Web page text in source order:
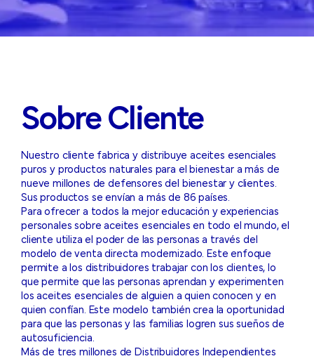
Sobre Cliente
Nuestro cliente fabrica y distribuye aceites esenciales
puros y productos naturales para el bienestar a más de
nueve millones de defensores del bienestar y clientes.
Sus productos se envían a más de 86 países.
Para ofrecer a todos la mejor educación y experiencias
personales sobre aceites esenciales en todo el mundo, el
cliente utiliza el poder de las personas a través del
modelo de venta directa modernizado. Este enfoque
permite a los distribuidores trabajar con los clientes, lo
que permite que las personas aprendan y experimenten
los aceites esenciales de alguien a quien conocen y en
quien confían. Este modelo también crea la oportunidad
para que las personas y las familias logren sus sueños de
autosuficiencia.
Más de tres millones de Distribuidores Independientes